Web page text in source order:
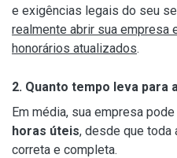
e exigências legais do seu
realmente abrir sua empresa
honorários atualizados.
2. Quanto tempo leva para
Em média, sua empresa
horas úteis, desde que toda
correta e completa.